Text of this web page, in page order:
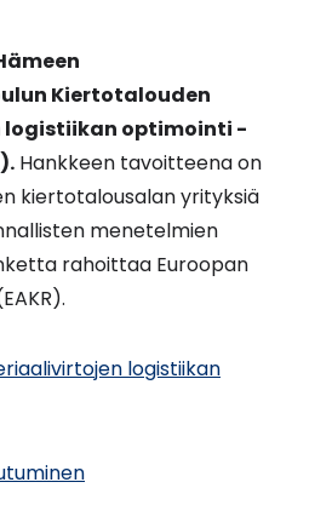
Kiertotalouden
optimointi -
Hankkeen tavoitteena on
kiertotalousalan yrityksiä
menetelmien
rahoittaa Euroopan
logistiikan